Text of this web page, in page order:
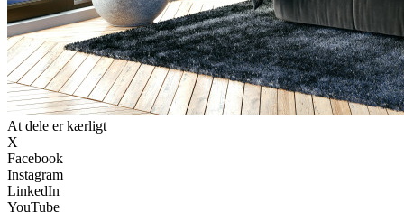
At dele er kærligt
X
Facebook
Instagram
LinkedIn
YouTube